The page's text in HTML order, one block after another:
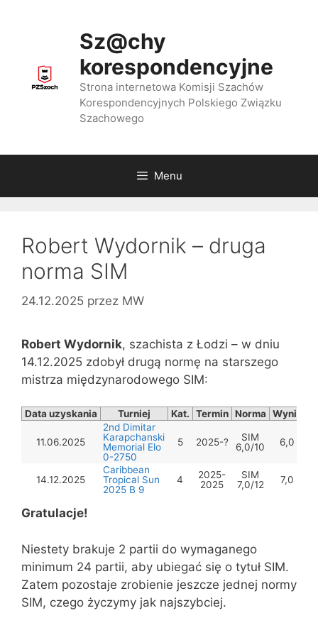
Sz@chy
korespondencyjne
Strona internetowa Komisji Szachów
Korespondencyjnych Polskiego Związku
Szachowego
Menu
Robert Wydornik – druga
norma SIM
24.12.2025 przez MW
Robert Wydornik, szachista z Łodzi – w dniu
14.12.2025 zdobył drugą normę na starszego
mistrza międzynarodowego SIM:
Data uzyskania Turniej Kat. Termin Norma Wynik
11.06.2025
2nd Dimitar
Karapchanski
Memorial Elo
0-2750
5 2025-?
SIM
6,0/10
6,0
14.12.2025
Caribbean
Tropical Sun
2025 B 9
4
2025-
2025
SIM
7,0/12
7,0
Gratulacje!
Niestety brakuje 2 partii do wymaganego
minimum 24 partii, aby ubiegać się o tytuł SIM.
Zatem pozostaje zrobienie jeszcze jednej normy
SIM, czego życzymy jak najszybciej.